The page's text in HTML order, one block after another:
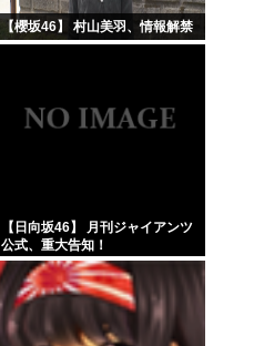
【櫻坂46】 村山美羽、情報解禁
【日向坂46】 月刊ジャイアンツ
公式、重大告知！